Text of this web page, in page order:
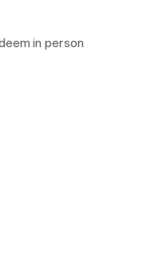
in person